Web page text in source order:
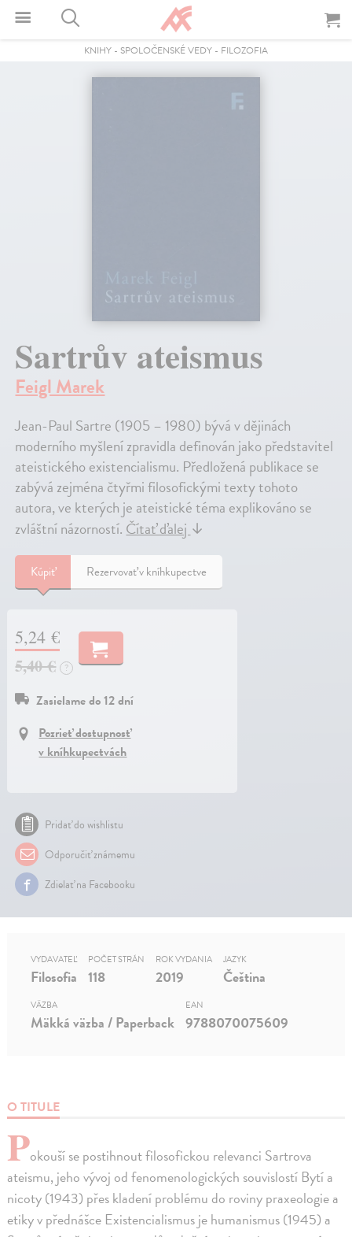
KNIHY - SPOLOČENSKÉ VEDY - FILOZOFIA
Sartrův ateismus
Feigl Marek
Jean-Paul Sartre (1905 – 1980) bývá v dějinách
moderního myšlení zpravidla definován jako představitel
ateistického existencialismu. Předložená publikace se
zabývá zejména čtyřmi filosofickými texty tohoto
autora, ve kterých je ateistické téma explikováno se
zvláštní názorností. Čítať ďalej ↓
Kúpiť Rezervovať v kníhkupectve
5,24 €
5,40 €
?
Zasielame do 12 dní
Pozrieť dostupnosť
v kníhkupectvách
Pridať do wishlistu
Odporučiť známemu
Zdielať na Facebooku
O TITULE
Pokouší se postihnout filosofickou relevanci Sartrova
ateismu, jeho vývoj od fenomenologických souvislostí Bytí a
nicoty (1943) přes kladení problému do roviny praxeologie a
etiky v přednášce Existencialismus je humanismus (1945) a
VYDAVATEĽ
Filosofia
POČET STRÁN
118
ROK VYDANIA
2019
JAZYK
Čeština
VÄZBA
Mäkká väzba / Paperback
EAN
9788070075609